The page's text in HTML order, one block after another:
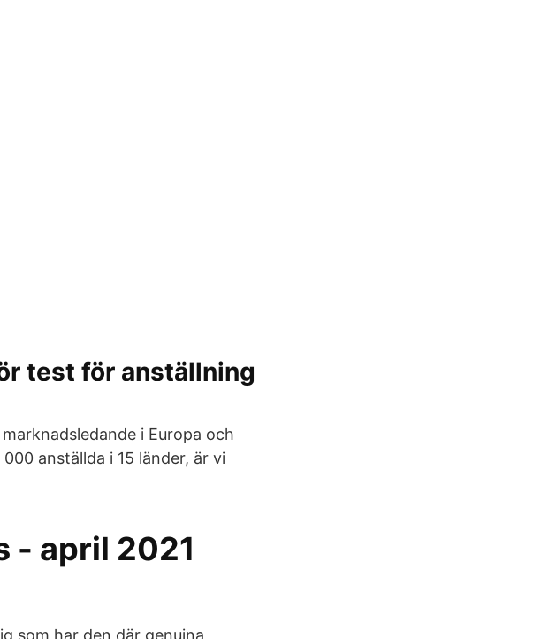
test för anställning
i Europa och
anställda i 15 länder, är vi
- april 2021
som har den där genuina